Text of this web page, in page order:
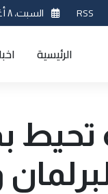
RSS السبت، ٨ أغسطس 2026
الرئيسية